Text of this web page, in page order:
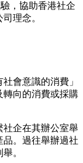
，協助香港社企
理念。
會意識的消費」
轉向的消費或採購
企在其辦公室舉
。過往舉辦過社
。